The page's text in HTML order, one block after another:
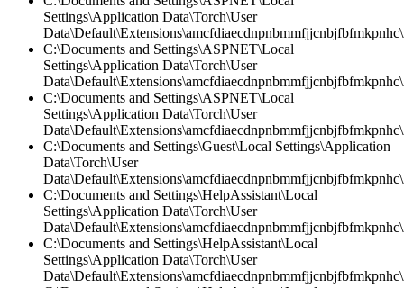
Settings\Application Data\Torch\User
C:\Documents and Settings\ASPNET\Local
Settings\Application Data\Torch\User
C:\Documents and Settings\ASPNET\Local
Settings\Application Data\Torch\User
C:\Documents and Settings\Guest\Local Settings\Application
Data\Torch\User
C:\Documents and Settings\HelpAssistant\Local
Settings\Application Data\Torch\User
C:\Documents and Settings\HelpAssistant\Local
Settings\Application Data\Torch\User